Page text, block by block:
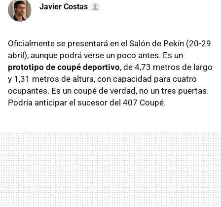
Javier Costas
Oficialmente se presentará en el Salón de Pekín (20-29
abril), aunque podrá verse un poco antes. Es un
prototipo de coupé deportivo, de 4,73 metros de largo
y 1,31 metros de altura, con capacidad para cuatro
ocupantes. Es un coupé de verdad, no un tres puertas.
Podría anticipar el sucesor del 407 Coupé.